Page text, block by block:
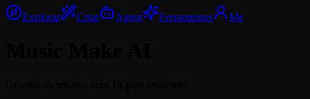
Explorar Criar Agent Ferramentas Me